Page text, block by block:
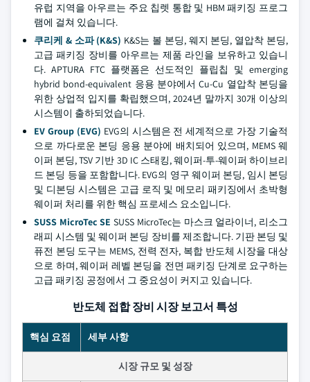
유럽 지역을 아우르는 주요 칩렛 통합 및 HBM 패키징 프로그
램에 걸쳐 있습니다.
쿠리케 & 소파 (K&S) K&S는 볼 본딩, 웨지 본딩, 열압착 본딩,
고급 패키징 장비를 아우르는 제품 라인을 보유하고 있습니
다. APTURA FTC 플랫폼은 선도적인 플립칩 및 emerging
hybrid bond-equivalent 응용 분야에서 Cu-Cu 열압착 본딩을
위한 상업적 입지를 확립했으며, 2024년 말까지 30개 이상의
시스템이 출하되었습니다.
EV Group (EVG) EVG의 시스템은 전 세계적으로 가장 기술적
으로 까다로운 본딩 응용 분야에 배치되어 있으며, MEMS 웨
이퍼 본딩, TSV 기반 3D IC 스태킹, 웨이퍼-투-웨이퍼 하이브리
드 본딩 등을 포함합니다. EVG의 영구 웨이퍼 본딩, 임시 본딩
및 디본딩 시스템은 고급 로직 및 메모리 패키징에서 초박형
웨이퍼 처리를 위한 핵심 프로세스 요소입니다.
SUSS MicroTec SE SUSS MicroTec는 마스크 얼라이너, 리소그
래피 시스템 및 웨이퍼 본딩 장비를 제조합니다. 기판 본딩 및
퓨전 본딩 도구는 MEMS, 전력 전자, 복합 반도체 시장을 대상
으로 하며, 웨이퍼 레벨 본딩을 전면 패키징 단계로 요구하는
고급 패키징 공정에서 그 중요성이 커지고 있습니다.
반도체 접합 장비 시장 보고서 특성
핵심 요점 세부 사항
시장 규모 및 성장